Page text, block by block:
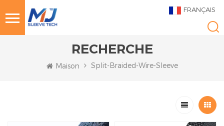
FRANÇAIS
RECHERCHE
Maison Split-Braided-Wire-Sleeve